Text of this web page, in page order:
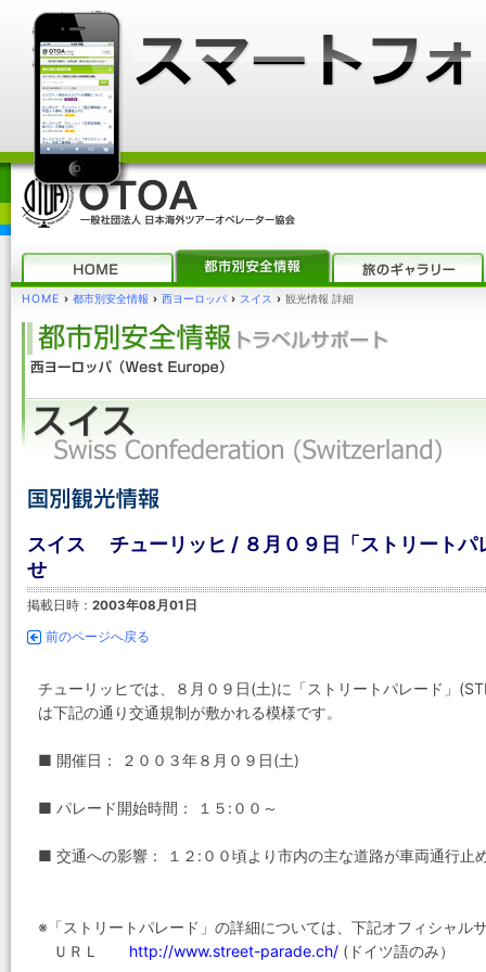
HOME › 都市別安全情報 › 西ヨーロッパ › スイス › 観光情報 詳細
スイス チューリッヒ / ８月０９日「ストリートパ
せ
掲載日時： 2003年08月01日
前のページへ戻る
チューリッヒでは、８月０９日(土)に「ストリートパレード」
は下記の通り交通規制が敷かれる模様です。
■ 開催日： ２００３年８月０９日(土)
■ パレード開始時間： １５:００～
■ 交通への影響： １２:００頃より市内の主な道路が車両通行止
※「ストリートパレード」の詳細については、下記オフィシャル
ＵＲＬ http://www.street-parade.ch/ (ドイツ語のみ）